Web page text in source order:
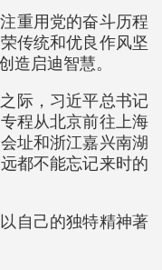
重用党的奋斗历程
传统和优良作风坚
造启迪智慧。
际，习近平总书记
程从北京前往上海
址和浙江嘉兴南湖
都不能忘记来时的
自己的独特精神著